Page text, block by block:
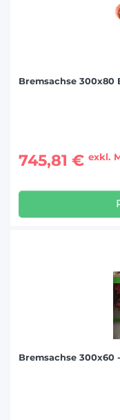
Bremsachse
745,81 € exkl.
Bremsachse 300x60